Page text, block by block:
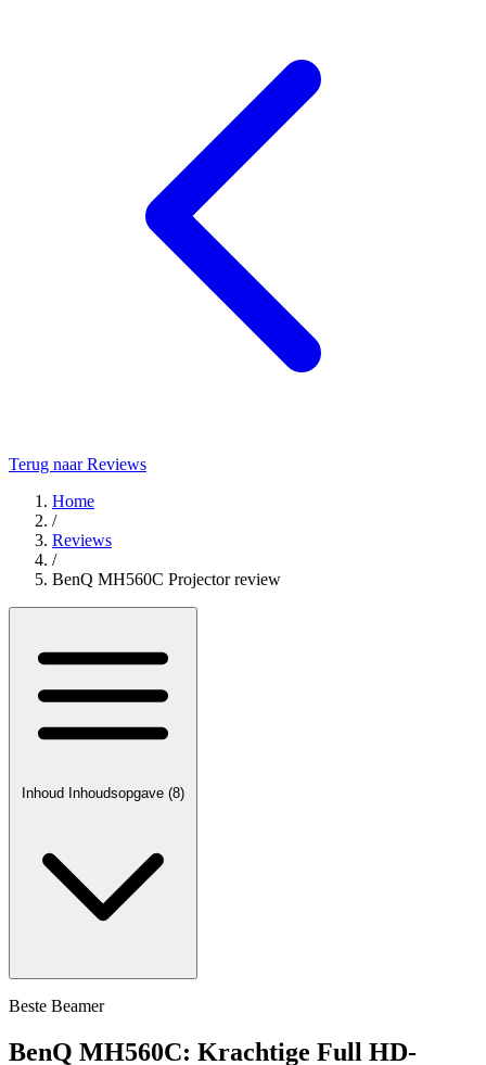
Terug naar Reviews
Home
/
Reviews
/
BenQ MH560C Projector review
Inhoud Inhoudsopgave (8)
Beste Beamer
BenQ MH560C: Krachtige Full HD-